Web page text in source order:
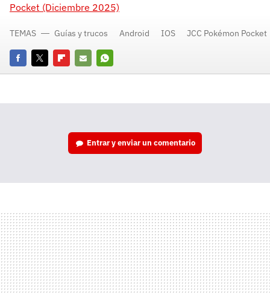
Pocket (Diciembre 2025)
FacebookTwitterFlipboard
E-
Whatsapp
TEMAS Guías y trucos Android IOS JCC Pokémon Pocket
Entrar y enviar un comentario